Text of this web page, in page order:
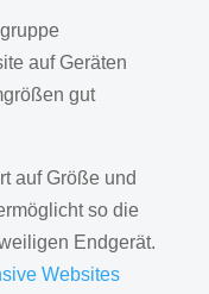
auf Geräten
gut
auf Größe und
so die
Endgerät.
Websites